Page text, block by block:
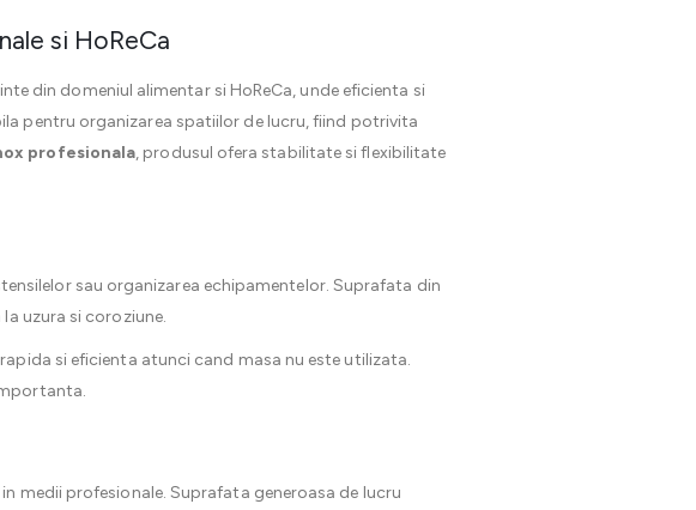
si HoReCa
din domeniul alimentar si HoReCa, unde eficienta si
pentru organizarea spatiilor de lucru, fiind potrivita
profesionala, produsul ofera stabilitate si flexibilitate
sau organizarea echipamentelor. Suprafata din
uzura si coroziune.
si eficienta atunci cand masa nu este utilizata.
medii profesionale. Suprafata generoasa de lucru